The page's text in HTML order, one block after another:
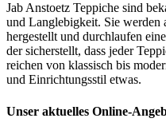
Jab Anstoetz Teppiche sind
und Langlebigkeit. Sie werden
hergestellt und durchlaufen
der sicherstellt, dass jeder
reichen von klassisch bis
und Einrichtungsstil etwas.
Unser aktuelles Online-